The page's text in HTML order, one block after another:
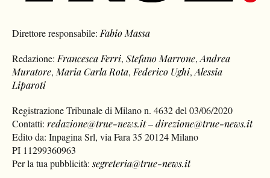
Direttore responsabile: Fabio Massa
Redazione: Francesca Ferri,Stefano Marrone,Andrea
Muratore, Maria Carla Rota, Federico Ughi,Alessia
Liparoti
Registrazione Tribunale di Milano n. 4632 del 03/06/2020
Contatti:redazione@true-news.it–direzione@true-news.it
Edito da: Inpagina Srl, via Fara 35 20124 Milano
PI 11299360963
Per la tua pubblicità:segreteria@true-news.it